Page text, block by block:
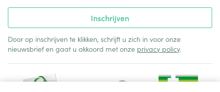
Inschrijven
Door op inschrijven te klikken, schrijft u zich in voor onze
nieuwsbrief en gaat u akkoord met onze privacy policy.